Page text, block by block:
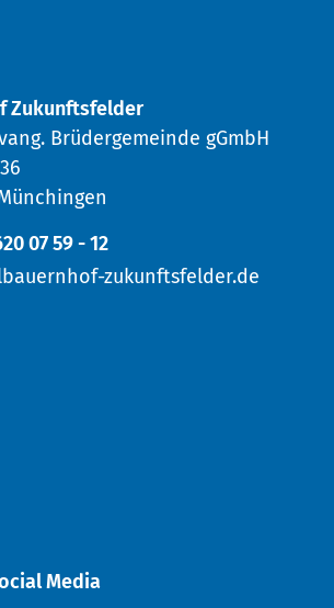
Zukunftsfelder
Brüdergemeinde gGmbH
07 59 - 12
zukunftsfelder.de
Media